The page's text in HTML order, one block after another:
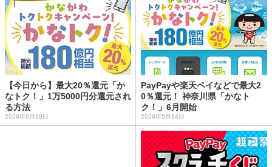
【今日から】最大20％還元「か
なトク！」1万5000円分還元され
る方法
2026年6月19日
PayPayや楽天ペイなどで最大2
0％還元！ 神奈川県「かなト
ク！」6月開始
2026年5月14日